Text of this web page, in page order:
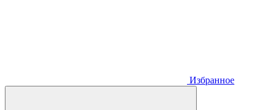
Избранное